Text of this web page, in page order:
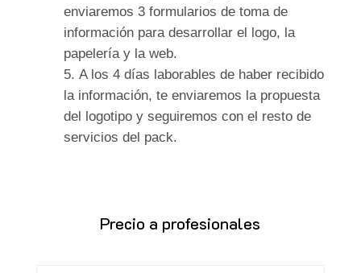
enviaremos 3 formularios de toma de
información para desarrollar el logo, la
papelería y la web.
A los 4 días laborables de haber recibido
la información, te enviaremos la propuesta
del logotipo y seguiremos con el resto de
servicios del pack.
Precio a profesionales